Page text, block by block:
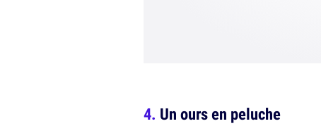
Un ours en peluche